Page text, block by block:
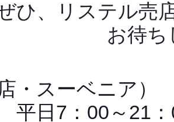
ひ、リステル売
お待ち
・スーベニア）
平日7：00～21